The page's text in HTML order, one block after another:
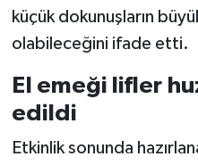
küçük dokunuşların
olabileceğini ifade etti.
El emeği lifler
edildi
Etkinlik sonunda